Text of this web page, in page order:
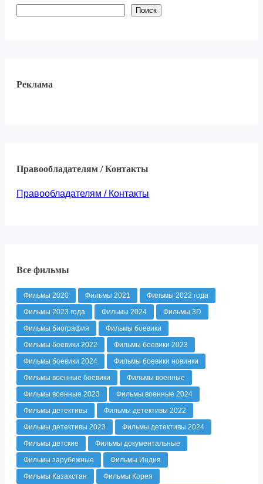
Поиск
Реклама
Правообладателям / Контакты
Правообладателям / Контакты
Все фильмы
Фильмы 2020 Фильмы 2021
Фильмы 2022 года
Фильмы 2023 года
Фильмы 2024
Фильмы 3D
Фильмы биография
Фильмы боевики
Фильмы боевики 2022
Фильмы боевики 2023
Фильмы боевики 2024
Фильмы боевики новинки
Фильмы военные боевики
Фильмы военные
Фильмы военные 2023
Фильмы военные 2024
Фильмы детективы
Фильмы детективы 2022
Фильмы детективы 2023
Фильмы детективы 2024
Фильмы детские
Фильмы документальные
Фильмы зарубежные
Фильмы Индия
Фильмы Казахстан
Фильмы Корея